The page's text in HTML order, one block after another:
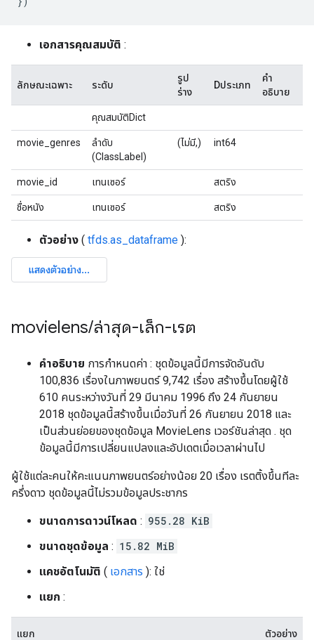
เอกสารคุณสมบัติ :
ลักษณะเฉพาะ ระดับ
รูป
ร่าง
Dประเภท
คำ
อธิบาย
คุณสมบัติDict
movie_genres
ลำดับ
(ClassLabel)
(ไม่มี,) int64
movie_id เทนเซอร์ สตริง
ชื่อหนัง เทนเซอร์ สตริง
ตัวอย่าง ( tfds.as_dataframe ):
movielens/ล่าสุด-เล็ก-เรต
คำอธิบาย การกำหนดค่า : ชุดข้อมูลนี้มีการจัดอันดับ
100,836 เรื่องในภาพยนตร์ 9,742 เรื่อง สร้างขึ้นโดยผู้ใช้
610 คนระหว่างวันที่ 29 มีนาคม 1996 ถึง 24 กันยายน
2018 ชุดข้อมูลนี้สร้างขึ้นเมื่อวันที่ 26 กันยายน 2018 และ
เป็นส่วนย่อยของชุดข้อมูล MovieLens เวอร์ชันล่าสุด . ชุด
ข้อมูลนี้มีการเปลี่ยนแปลงและอัปเดตเมื่อเวลาผ่านไป
ผู้ใช้แต่ละคนให้คะแนนภาพยนตร์อย่างน้อย 20 เรื่อง เรตติ้งขึ้นทีละ
ครึ่งดาว ชุดข้อมูลนี้ไม่รวมข้อมูลประชากร
ขนาดการดาวน์โหลด : 955.28 KiB
ขนาดชุดข้อมูล : 15.82 MiB
แคชอัตโนมัติ ( เอกสาร ): ใช่
แยก :
แยก ตัวอย่าง